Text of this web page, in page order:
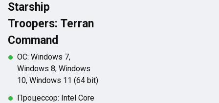
Starship
Troopers: Terran
Command
ОС: Windows 7,
Windows 8, Windows
10, Windows 11 (64 bit)
Процессор: Intel Core